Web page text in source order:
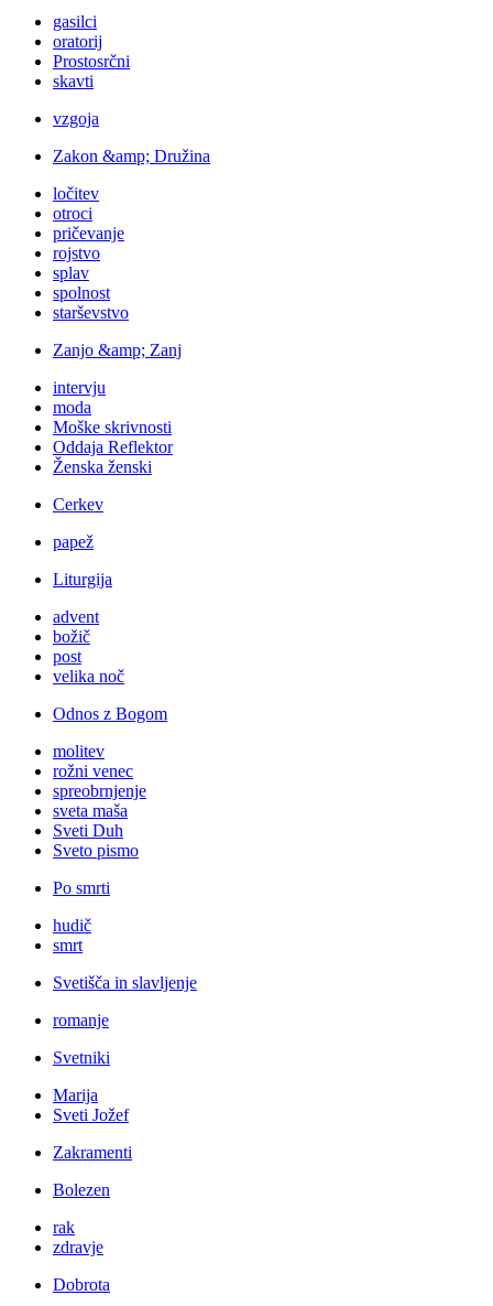
gasilci
oratorij
Prostosrčni
skavti
vzgoja
Zakon &amp; Družina
ločitev
otroci
pričevanje
rojstvo
splav
spolnost
starševstvo
Zanjo &amp; Zanj
intervju
moda
Moške skrivnosti
Oddaja Reflektor
Ženska ženski
Cerkev
papež
Liturgija
advent
božič
post
velika noč
Odnos z Bogom
molitev
rožni venec
spreobrnjenje
sveta maša
Sveti Duh
Sveto pismo
Po smrti
hudič
smrt
Svetišča in slavljenje
romanje
Svetniki
Marija
Sveti Jožef
Zakramenti
Bolezen
rak
zdravje
Dobrota